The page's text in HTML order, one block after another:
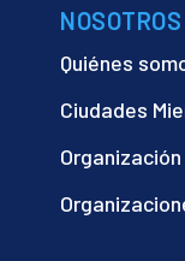
NOSOTROS
Quiénes
Ciudades
Organización